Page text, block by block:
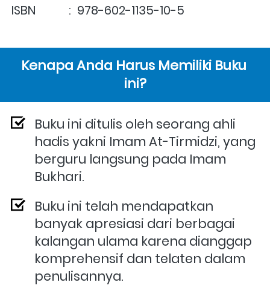
ISBN           :  978-602-1135-10-5
Kenapa Anda Harus Memiliki Buku
ini?
Buku ini ditulis oleh seorang ahli
hadis yakni Imam At-Tirmidzi, yang
berguru langsung pada Imam
Bukhari.
Buku ini telah mendapatkan
banyak apresiasi dari berbagai
kalangan ulama karena dianggap
komprehensif dan telaten dalam
penulisannya.